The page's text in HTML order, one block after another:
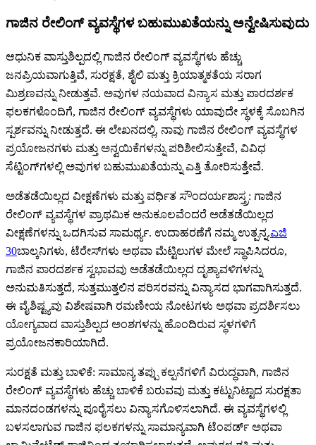
ಗಾಜಿನ ರೇಲಿಂಗ್ ವ್ಯವಸ್ಥೆಗಳ ಬಹುಮುಖತೆಯನ್ನು ಅನ್ವೇಷಿಸುವುದು
ಆಧುನಿಕ ವಾಸ್ತುಶಿಲ್ಪದಲ್ಲಿ ಗಾಜಿನ ರೇಲಿಂಗ್ ವ್ಯವಸ್ಥೆಗಳು ಹೆಚ್ಚು
ಜನಪ್ರಿಯವಾಗುತ್ತಿವೆ, ಸುರಕ್ಷತೆ, ಶೈಲಿ ಮತ್ತು ಕ್ರಿಯಾತ್ಮಕತೆಯ ಸರಾಗ
ಮಿಶ್ರಣವನ್ನು ನೀಡುತ್ತವೆ. ಅವುಗಳ ನಯವಾದ ವಿನ್ಯಾಸ ಮತ್ತು ಪಾರದರ್ಶಕ
ಫಲಕಗಳೊಂದಿಗೆ, ಗಾಜಿನ ರೇಲಿಂಗ್ ವ್ಯವಸ್ಥೆಗಳು ಯಾವುದೇ ಸ್ಥಳಕ್ಕೆ ಸೊಬಗಿನ
ಸ್ಪರ್ಶವನ್ನು ನೀಡುತ್ತದೆ. ಈ ಲೇಖನದಲ್ಲಿ, ನಾವು ಗಾಜಿನ ರೇಲಿಂಗ್ ವ್ಯವಸ್ಥೆಗಳ
ಪ್ರಯೋಜನಗಳು ಮತ್ತು ಅನ್ವಯಿಕೆಗಳನ್ನು ಪರಿಶೀಲಿಸುತ್ತೇವೆ, ವಿವಿಧ
ಸೆಟ್ಟಿಂಗ್‌ಗಳಲ್ಲಿ ಅವುಗಳ ಬಹುಮುಖತೆಯನ್ನು ಎತ್ತಿ ತೋರಿಸುತ್ತೇವೆ.
ಅಡೆತಡೆಯಿಲ್ಲದ ವೀಕ್ಷಣೆಗಳು ಮತ್ತು ವರ್ಧಿತ ಸೌಂದರ್ಯಶಾಸ್ತ್ರ: ಗಾಜಿನ
ರೇಲಿಂಗ್ ವ್ಯವಸ್ಥೆಗಳ ಪ್ರಾಥಮಿಕ ಅನುಕೂಲವೆಂದರೆ ಅಡೆತಡೆಯಿಲ್ಲದ
ವೀಕ್ಷಣೆಗಳನ್ನು ಒದಗಿಸುವ ಸಾಮರ್ಥ್ಯ. ಉದಾಹರಣೆಗೆ ನಮ್ಮ ಉತ್ಪನ್ನ.ಎಜಿ
30ಬಾಲ್ಕನಿಗಳು, ಟೆರೇಸ್‌ಗಳು ಅಥವಾ ಮೆಟ್ಟಿಲುಗಳ ಮೇಲೆ ಸ್ಥಾಪಿಸಿದರೂ,
ಗಾಜಿನ ಪಾರದರ್ಶಕ ಸ್ವಭಾವವು ಅಡೆತಡೆಯಿಲ್ಲದ ದೃಶ್ಯಾವಳಿಗಳನ್ನು
ಅನುಮತಿಸುತ್ತದೆ, ಸುತ್ತಮುತ್ತಲಿನ ಪರಿಸರವನ್ನು ವಿನ್ಯಾಸದ ಭಾಗವಾಗಿಸುತ್ತದೆ.
ಈ ವೈಶಿಷ್ಟ್ಯವು ವಿಶೇಷವಾಗಿ ರಮಣೀಯ ನೋಟಗಳು ಅಥವಾ ಪ್ರದರ್ಶಿಸಲು
ಯೋಗ್ಯವಾದ ವಾಸ್ತುಶಿಲ್ಪದ ಅಂಶಗಳನ್ನು ಹೊಂದಿರುವ ಸ್ಥಳಗಳಿಗೆ
ಪ್ರಯೋಜನಕಾರಿಯಾಗಿದೆ.
ಸುರಕ್ಷತೆ ಮತ್ತು ಬಾಳಿಕೆ: ಸಾಮಾನ್ಯ ತಪ್ಪು ಕಲ್ಪನೆಗಳಿಗೆ ವಿರುದ್ಧವಾಗಿ, ಗಾಜಿನ
ರೇಲಿಂಗ್ ವ್ಯವಸ್ಥೆಗಳು ಹೆಚ್ಚು ಬಾಳಿಕೆ ಬರುವವು ಮತ್ತು ಕಟ್ಟುನಿಟ್ಟಾದ ಸುರಕ್ಷತಾ
ಮಾನದಂಡಗಳನ್ನು ಪೂರೈಸಲು ವಿನ್ಯಾಸಗೊಳಿಸಲಾಗಿದೆ. ಈ ವ್ಯವಸ್ಥೆಗಳಲ್ಲಿ
ಬಳಸಲಾಗುವ ಗಾಜಿನ ಫಲಕಗಳನ್ನು ಸಾಮಾನ್ಯವಾಗಿ ಟೆಂಪರ್ಡ್ ಅಥವಾ